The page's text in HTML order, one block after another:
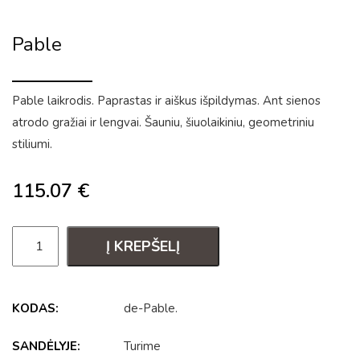
Pable
Pable laikrodis. Paprastas ir aiškus išpildymas. Ant sienos
atrodo gražiai ir lengvai. Šauniu, šiuolaikiniu, geometriniu
stiliumi.
115.07 €
Į KREPŠELĮ
KODAS: de-Pable.
SANDĖLYJE: Turime